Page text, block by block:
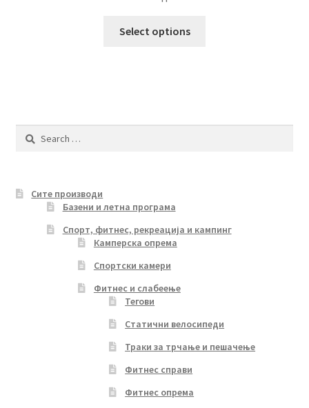
Select options
options
product
Search
Сите производи
Базени и летна програма
Спорт, фитнес, рекреација и кампинг
Камперска опрема
Спортски камери
Фитнес и слабеење
Тегови
Статични велосипеди
Траки за трчање и пешачење
Фитнес справи
Фитнес опрема